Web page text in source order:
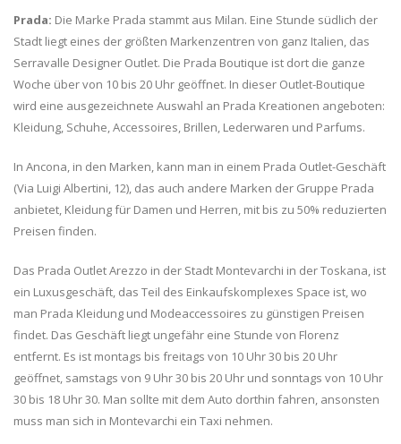
Prada: Die Marke Prada stammt aus Milan. Eine Stunde südlich der
Stadt liegt eines der größten Markenzentren von ganz Italien, das
Serravalle Designer Outlet. Die Prada Boutique ist dort die ganze
Woche über von 10 bis 20 Uhr geöffnet. In dieser Outlet-Boutique
wird eine ausgezeichnete Auswahl an Prada Kreationen angeboten:
Kleidung, Schuhe, Accessoires, Brillen, Lederwaren und Parfums.
In Ancona, in den Marken, kann man in einem Prada Outlet-Geschäft
(Via Luigi Albertini, 12), das auch andere Marken der Gruppe Prada
anbietet, Kleidung für Damen und Herren, mit bis zu 50% reduzierten
Preisen finden.
Das Prada Outlet Arezzo in der Stadt Montevarchi in der Toskana, ist
ein Luxusgeschäft, das Teil des Einkaufskomplexes Space ist, wo
man Prada Kleidung und Modeaccessoires zu günstigen Preisen
findet. Das Geschäft liegt ungefähr eine Stunde von Florenz
entfernt. Es ist montags bis freitags von 10 Uhr 30 bis 20 Uhr
geöffnet, samstags von 9 Uhr 30 bis 20 Uhr und sonntags von 10 Uhr
30 bis 18 Uhr 30. Man sollte mit dem Auto dorthin fahren, ansonsten
muss man sich in Montevarchi ein Taxi nehmen.